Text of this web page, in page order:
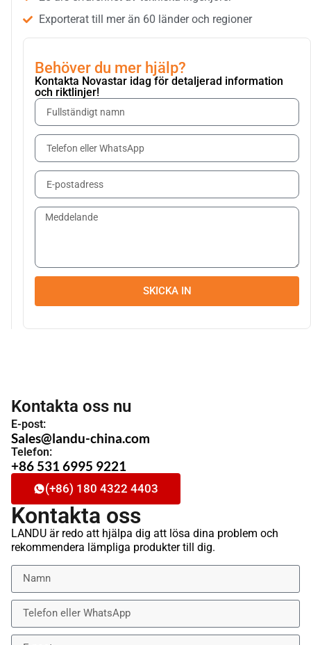
Exporterat till mer än 60 länder och regioner
Behöver du mer hjälp?
Kontakta Novastar idag för detaljerad information
och riktlinjer!
SKICKA IN
Kontakta oss nu
E-post:
Sales@landu-china.com
Telefon:
+86 531 6995 9221
(+86) 180 4322 4403
Kontakta oss
LANDU är redo att hjälpa dig att lösa dina problem och
rekommendera lämpliga produkter till dig.